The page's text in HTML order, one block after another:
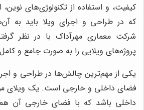
کیفیت، و استفاده از تکنولوژی‌های
که در طراحی و اجرای ویلا باید به
شرکت معماری مهرآداک با در نظر
پروژه‌های ویلایی را به صورت جامع و
یکی از مهم‌ترین چالش‌ها در طراحی و
فضای داخلی و خارجی است. یک ویلای
داخلی باشد که با فضای خارجی آن